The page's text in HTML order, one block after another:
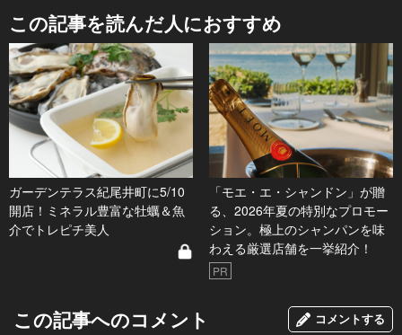
この記事を読んだ人におすすめ
ガーデンテラス紀尾井町に5/10
開店！ミネラル豊富な牡蠣＆魚
介でトレピチ美人
「モエ・エ・シャンドン」が贈
る、2026年夏の特別なプロモー
ション。極上のシャンパンを味
わえる厳選店舗を一挙紹介！
PR
この記事へのコメント コメントする